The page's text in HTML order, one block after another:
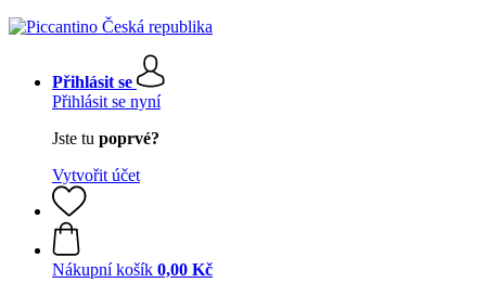
Přihlásit se
Přihlásit se nyní
Jste tu poprvé?
Vytvořit účet
Nákupní košík 0,00 Kč